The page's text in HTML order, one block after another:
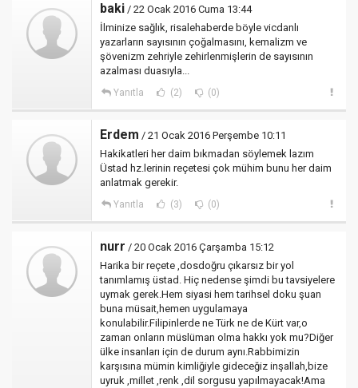
baki / 22 Ocak 2016 Cuma 13:44
İlminize sağlık, risalehaberde böyle vicdanlı
yazarların sayısının çoğalmasını, kemalizm ve
şövenizm zehriyle zehirlenmişlerin de sayısının
azalması duasıyla...
Yanıtla (2) (0)
Erdem / 21 Ocak 2016 Perşembe 10:11
Hakikatleri her daim bıkmadan söylemek lazım
Üstad hz.lerinin reçetesi çok mühim bunu her daim
anlatmak gerekir.
Yanıtla (3) (0)
nurr / 20 Ocak 2016 Çarşamba 15:12
Harika bir reçete ,dosdoğru çıkarsız bir yol
tanımlamış üstad. Hiç nedense şimdi bu tavsiyelere
uymak gerek.Hem siyasi hem tarihsel doku şuan
buna müsait,hemen uygulamaya
konulabilir.Filipinlerde ne Türk ne de Kürt var,o
zaman onların müslüman olma hakkı yok mu?Diğer
ülke insanları için de durum aynı.Rabbimizin
karşısına mümin kimliğiyle gideceğiz inşallah,bize
uyruk ,millet ,renk ,dil sorgusu yapılmayacak!Ama